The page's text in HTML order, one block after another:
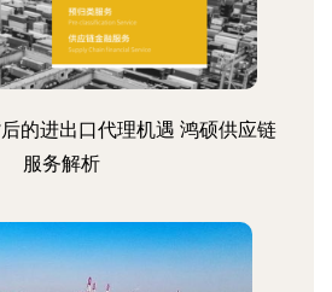
的进出口代理机遇 鸿硕供应链
服务解析